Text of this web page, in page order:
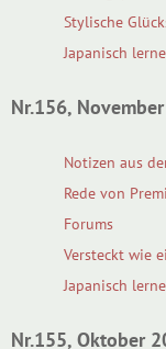
Stylische
Japanisch
Nr.156,
Notizen aus
Rede von
Forums
Versteckt wie
Japanisch
Nr.155, Oktober